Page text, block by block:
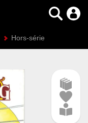
Hors-série